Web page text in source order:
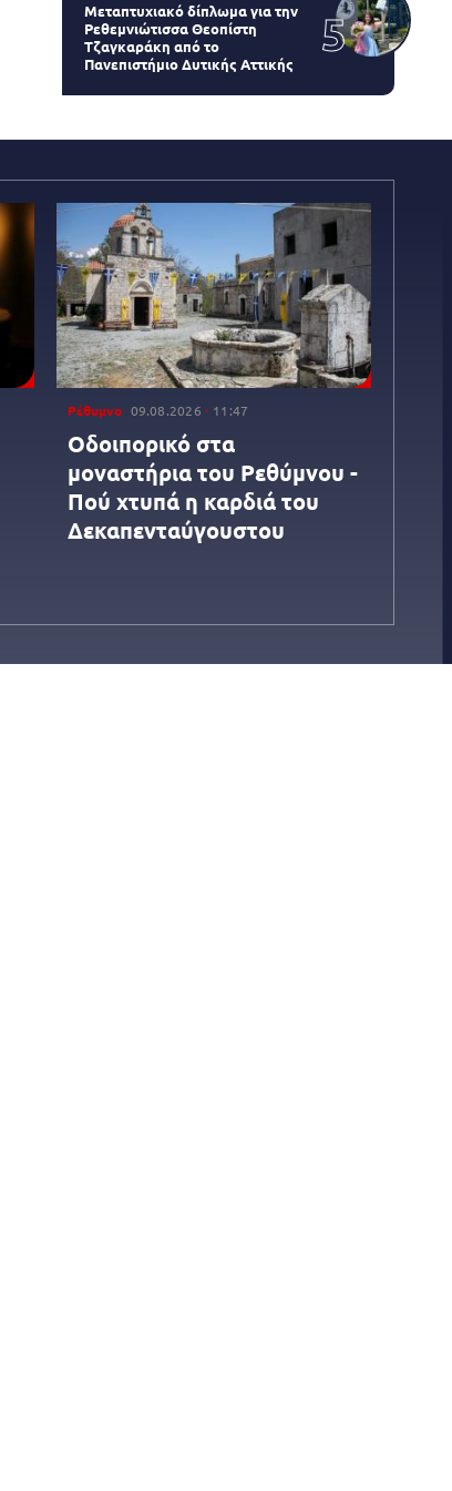
Μεταπτυχιακό δίπλωμα για την
Ρεθεμνιώτισσα Θεοπίστη
Τζαγκαράκη από το
Πανεπιστήμιο Δυτικής Αττικής
Ρέθυμνο 09.08.2026 11:47
Οδοιπορικό στα
μοναστήρια του Ρεθύμνου -
Πού χτυπά η καρδιά του
Δεκαπενταύγουστου